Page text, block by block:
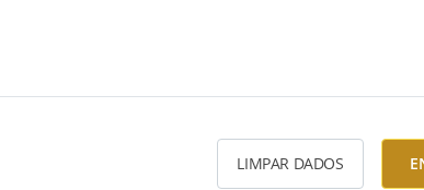
LIMPAR DADOS